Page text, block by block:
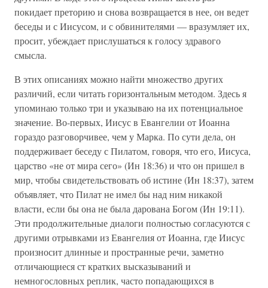
покидает преторию и снова возвращается в нее, он ведет
беседы и с Иисусом, и с обвинителями — вразумляет их,
просит, убеждает прислушаться к голосу здравого
смысла.
В этих описаниях можно найти множество других
различий, если читать горизонтальным методом. Здесь я
упоминаю только три и указываю на их потенциальное
значение. Во-первых, Иисус в Евангелии от Иоанна
гораздо разговорчивее, чем у Марка. По сути дела, он
поддерживает беседу с Пилатом, говоря, что его, Иисуса,
царство «не от мира сего» (Ин 18:36) и что он пришел в
мир, чтобы свидетельствовать об истине (Ин 18:37), затем
объявляет, что Пилат не имел бы над ним никакой
власти, если бы она не была дарована Богом (Ин 19:11).
Эти продолжительные диалоги полностью согласуются с
другими отрывками из Евангелия от Иоанна, где Иисус
произносит длинные и пространные речи, заметно
отличающиеся ст кратких высказываний и
немногословных реплик, часто попадающихся в